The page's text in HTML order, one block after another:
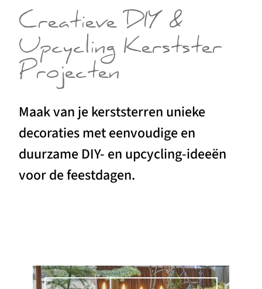
Creatieve DIY &
Upcycling Kerstster
Projecten
Maak van je kerststerren unieke
decoraties met eenvoudige en
duurzame DIY- en upcycling-ideeën
voor de feestdagen.